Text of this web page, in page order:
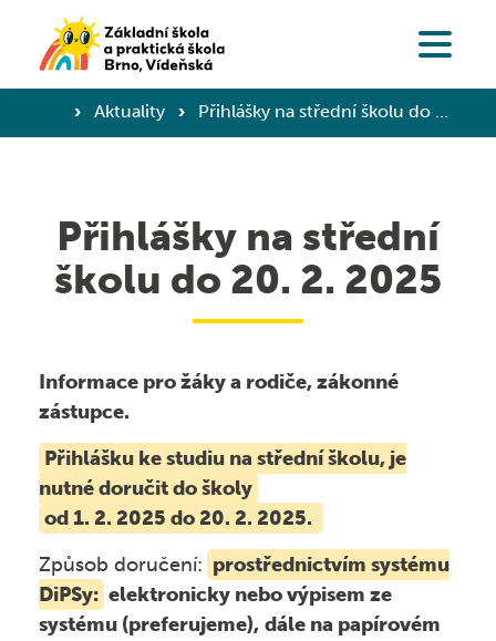
Organizace školního roku ›
Třídní schůzky ›
Zaměstnanci školy ›
Konzultační hodiny ›
Projekty EU
Dokumenty
GDPR, Oznamovatel
Školská rada
Veřejné zakázky
Základní škola, Přípravná třída
Zápis do přípravné třídy ›
Zápis do 1. třídy ›
Omlouvání žáků
Třídy, předměty, učební pomůcky
Školní družina
Kroužky
Fotogalerie ZŠ
Proč studovat u nás? ›
Studijní obor ›
Omlouvání studentů
Třídy, učební pomůcky
Fotogalerie SŠ
Závěrečné zkoušky
Jídelna
Fotky
Aktuality
Kontakt
› Aktuality › Přihlášky na střední školu do 20. 2. 2025
Přihlášky na střední
školu do 20. 2. 2025
Informace pro žáky a rodiče, zákonné
zástupce.
Přihlášku ke studiu na střední školu, je
nutné doručit do školy
od 1. 2. 2025 do 20. 2. 2025.
Způsob doručení: prostřednictvím systému
DiPSy: elektronicky nebo výpisem ze
systému (preferujeme), dále na papírovém